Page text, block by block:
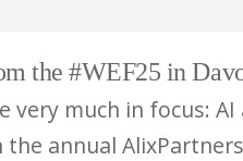
the #WEF25 in
very much in focus:
annual